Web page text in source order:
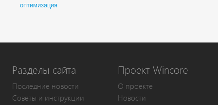
оптимизация
Разделы сайта
Последние новости
Советы и инструкции
Проект Wincore
О проекте
Новости